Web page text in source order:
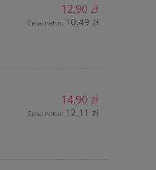
12,90 zł
Cena netto: 10,49 zł
14,90 zł
Cena netto: 12,11 zł